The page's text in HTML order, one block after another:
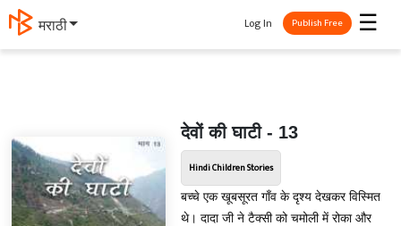
मराठी ☰
Log In Publish Free
देवों की घाटी - 13
Hindi Children Stories
बच्चे एक खूबसूरत गाँव के दृश्य देखकर विस्मित
थे। दादा जी ने टैक्सी को चमोली में रोका और